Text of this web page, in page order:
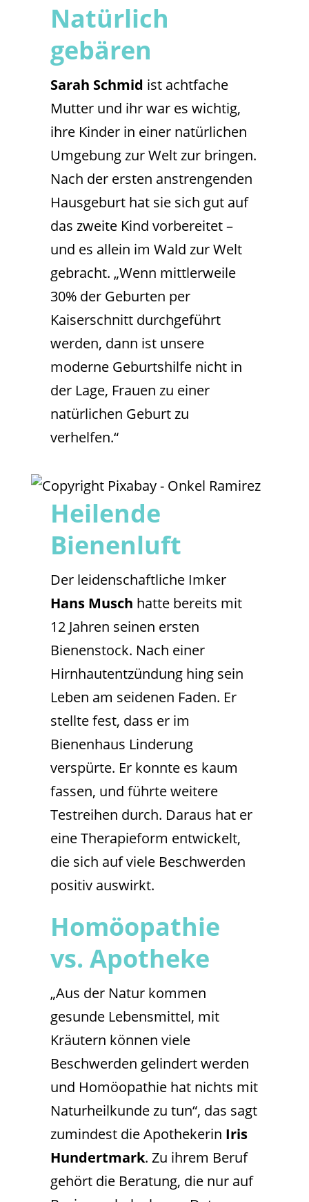
Natürlich
gebären
Sarah Schmid ist achtfache
Mutter und ihr war es wichtig,
ihre Kinder in einer natürlichen
Umgebung zur Welt zur bringen.
Nach der ersten anstrengenden
Hausgeburt hat sie sich gut auf
das zweite Kind vorbereitet –
und es allein im Wald zur Welt
gebracht. „Wenn mittlerweile
30% der Geburten per
Kaiserschnitt durchgeführt
werden, dann ist unsere
moderne Geburtshilfe nicht in
der Lage, Frauen zu einer
natürlichen Geburt zu
verhelfen.“
Heilende
Bienenluft
Der leidenschaftliche Imker
Hans Musch hatte bereits mit
12 Jahren seinen ersten
Bienenstock. Nach einer
Hirnhautentzündung hing sein
Leben am seidenen Faden. Er
stellte fest, dass er im
Bienenhaus Linderung
verspürte. Er konnte es kaum
fassen, und führte weitere
Testreihen durch. Daraus hat er
eine Therapieform entwickelt,
die sich auf viele Beschwerden
positiv auswirkt.
Homöopathie
vs. Apotheke
„Aus der Natur kommen
gesunde Lebensmittel, mit
Kräutern können viele
Beschwerden gelindert werden
und Homöopathie hat nichts mit
Naturheilkunde zu tun“, das sagt
zumindest die Apothekerin Iris
Hundertmark. Zu ihrem Beruf
gehört die Beratung, die nur auf